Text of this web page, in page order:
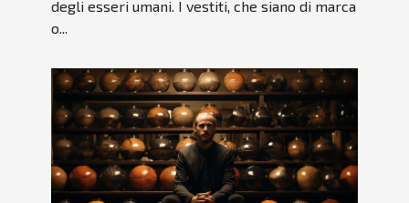
degli esseri umani. I vestiti, che siano di marca
o...